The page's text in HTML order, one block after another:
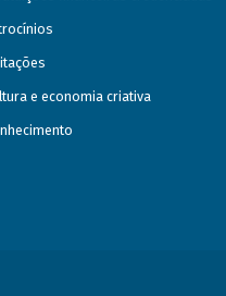
e economia criativa